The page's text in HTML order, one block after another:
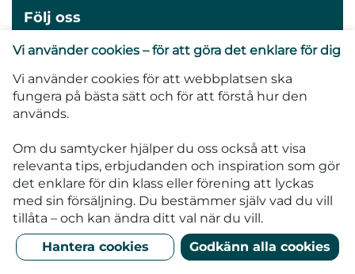
Följ oss
Kirrat och Klart hjälper klassen, laget, klubben
och föreningen att snabbt tjäna pengar till det
gemensamma målet. Tjäna pengar till
klasskassan, lagkassan, klubbkassan. Enklaste
sättet att tjäna pengar. Vi erbjuder högst
förtjänst på marknaden - ni behåller alltid 50% i
vinst när ni säljer våra högkvalitativa ljus.
Vi använder cookies – för att göra det enklare för dig
Vi använder cookies för att webbplatsen ska
fungera på bästa sätt och för att förstå hur den
används.
Om du samtycker hjälper du oss också att visa
relevanta tips, erbjudanden och inspiration som gör
det enklare för din klass eller förening att lyckas
med sin försäljning. Du bestämmer själv vad du vill
tillåta – och kan ändra ditt val när du vill.
Hantera cookies
Godkänn alla cookies